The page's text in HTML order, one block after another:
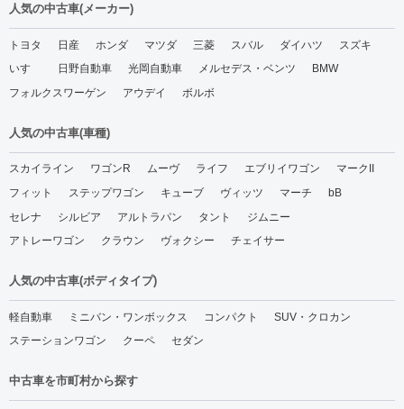
人気の中古車(メーカー)
トヨタ 日産 ホンダ マツダ 三菱 スバル ダイハツ
スズキ
いすゞ
日野自動車 光岡自動車 メルセデス・ベンツ
BMW
フォルクスワーゲン
アウデイ ボルボ
人気の中古車(車種)
スカイライン ワゴンR ムーヴ ライフ エブリイワゴン
マークII
フィット
ステップワゴン キューブ ヴィッツ マーチ
bB
セレナ
シルビア アルトラパン タント
ジムニー
アトレーワゴン
クラウン ヴォクシー チェイサー
人気の中古車(ボディタイプ)
軽自動車 ミニバン・ワンボックス コンパクト
SUV・クロカン
ステーションワゴン
クーペ セダン
中古車を市町村から探す